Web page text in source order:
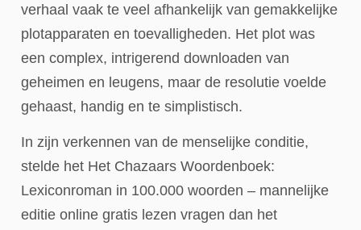
verhaal vaak te veel afhankelijk van gemakkelijke
plotapparaten en toevalligheden. Het plot was
een complex, intrigerend downloaden van
geheimen en leugens, maar de resolutie voelde
gehaast, handig en te simplistisch.
In zijn verkennen van de menselijke conditie,
stelde het Het Chazaars Woordenboek:
Lexiconroman in 100.000 woorden – mannelijke
editie online gratis lezen vragen dan het